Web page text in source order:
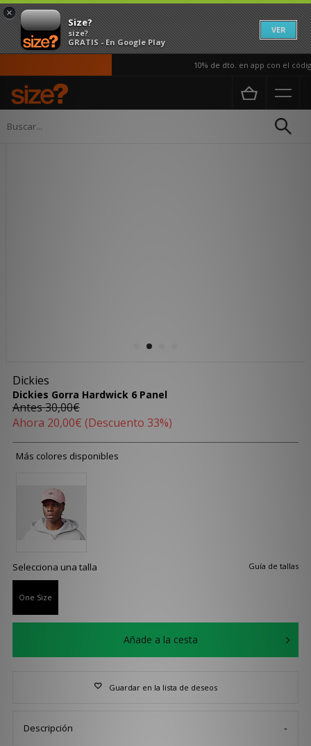
×
Size?
size?
GRATIS - En Google Play
VER
10% de dto. en app con el código
Página principal
Dickies
Dickies Gorra Hardwick 6 Panel
Antes30,00€
Ahora 20,00€ (Descuento 33%)
Más colores disponibles
Guía de tallas
Selecciona una talla
One Size
Añade a la cesta
Guardar en la lista de deseos
Descripción